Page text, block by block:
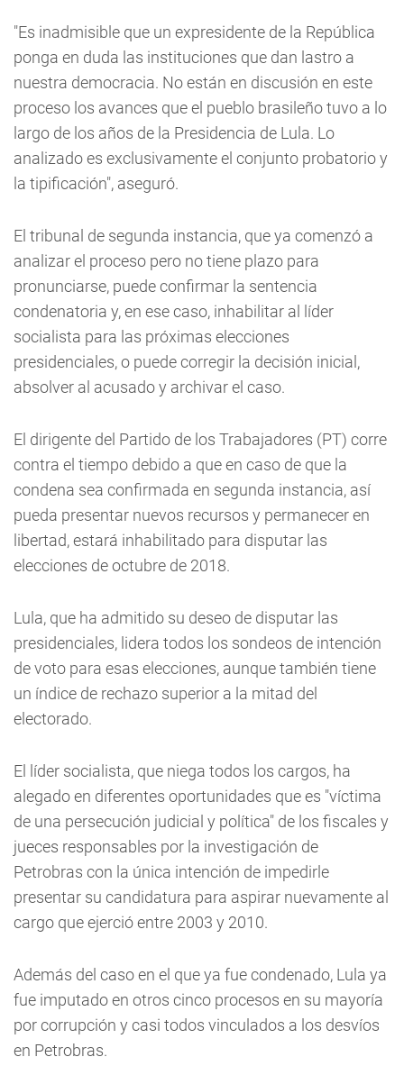
"Es inadmisible que un expresidente de la República
ponga en duda las instituciones que dan lastro a
nuestra democracia. No están en discusión en este
proceso los avances que el pueblo brasileño tuvo a lo
largo de los años de la Presidencia de Lula. Lo
analizado es exclusivamente el conjunto probatorio y
la tipificación", aseguró.
El tribunal de segunda instancia, que ya comenzó a
analizar el proceso pero no tiene plazo para
pronunciarse, puede confirmar la sentencia
condenatoria y, en ese caso, inhabilitar al líder
socialista para las próximas elecciones
presidenciales, o puede corregir la decisión inicial,
absolver al acusado y archivar el caso.
El dirigente del Partido de los Trabajadores (PT) corre
contra el tiempo debido a que en caso de que la
condena sea confirmada en segunda instancia, así
pueda presentar nuevos recursos y permanecer en
libertad, estará inhabilitado para disputar las
elecciones de octubre de 2018.
Lula, que ha admitido su deseo de disputar las
presidenciales, lidera todos los sondeos de intención
de voto para esas elecciones, aunque también tiene
un índice de rechazo superior a la mitad del
electorado.
El líder socialista, que niega todos los cargos, ha
alegado en diferentes oportunidades que es "víctima
de una persecución judicial y política" de los fiscales y
jueces responsables por la investigación de
Petrobras con la única intención de impedirle
presentar su candidatura para aspirar nuevamente al
cargo que ejerció entre 2003 y 2010.
Además del caso en el que ya fue condenado, Lula ya
fue imputado en otros cinco procesos en su mayoría
por corrupción y casi todos vinculados a los desvíos
en Petrobras.